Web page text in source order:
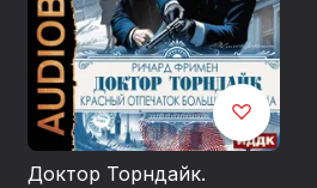
Доктор Торндайк.